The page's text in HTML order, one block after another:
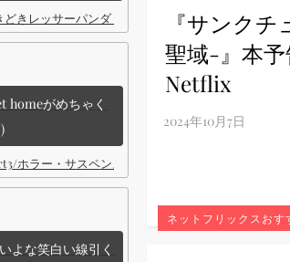
『サンク
聖域-』本予
Netflix
ネットフリックスおす
どきレッサーパンダ ｜Disney (ディズニープラス）
homeがめちゃく
ホラー・サスペンス・ノワール】韓国至上の《最
よな笑白い線引く